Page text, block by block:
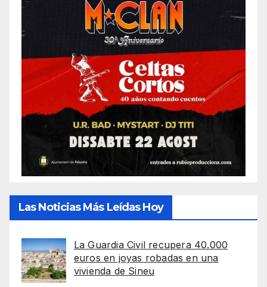
Las Noticias Más Leídas Hoy
La Guardia Civil recupera 40.000
euros en joyas robadas en una
vivienda de Sineu